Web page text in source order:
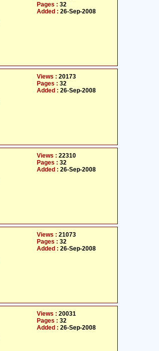
Pages : 32
Added : 26-Sep-2008
Views : 20173
Pages : 32
Added : 26-Sep-2008
Views : 22310
Pages : 32
Added : 26-Sep-2008
Views : 21073
Pages : 32
Added : 26-Sep-2008
Views : 20031
Pages : 32
Added : 26-Sep-2008